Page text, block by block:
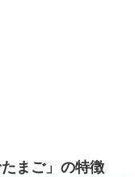
まご」の特徴